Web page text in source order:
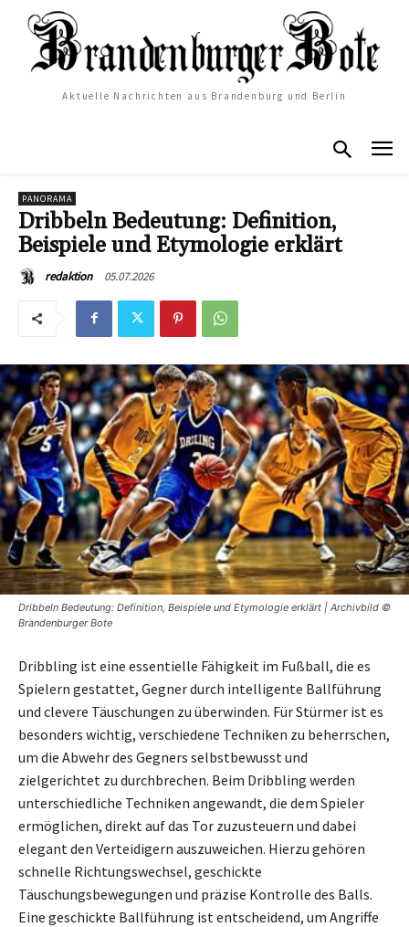
Aktuelle Nachrichten aus Brandenburg und Berlin
PANORAMA
Dribbeln Bedeutung: Definition,
Beispiele und Etymologie erklärt
redaktion 05.07.2026
Dribbeln Bedeutung: Definition, Beispiele und Etymologie erklärt | Archivbild ©
Brandenburger Bote
Dribbling ist eine essentielle Fähigkeit im Fußball, die es
Spielern gestattet, Gegner durch intelligente Ballführung
und clevere Täuschungen zu überwinden. Für Stürmer ist es
besonders wichtig, verschiedene Techniken zu beherrschen,
um die Abwehr des Gegners selbstbewusst und
zielgerichtet zu durchbrechen. Beim Dribbling werden
unterschiedliche Techniken angewandt, die dem Spieler
ermöglichen, direkt auf das Tor zuzusteuern und dabei
elegant den Verteidigern auszuweichen. Hierzu gehören
schnelle Richtungswechsel, geschickte
Täuschungsbewegungen und präzise Kontrolle des Balls.
Eine geschickte Ballführung ist entscheidend, um Angriffe